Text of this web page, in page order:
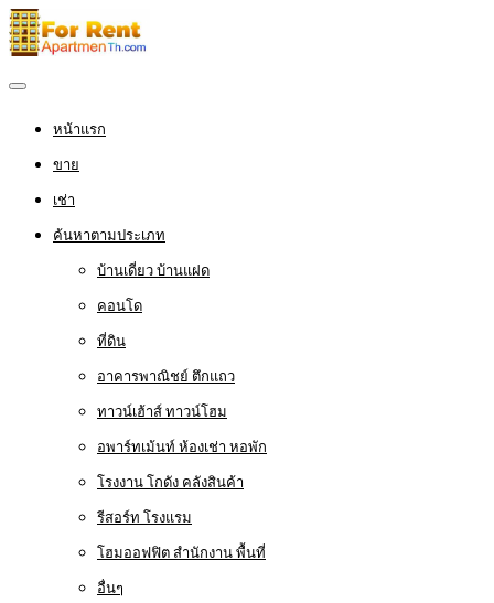
หน้าแรก
ขาย
เช่า
ค้นหาตามประเภท
บ้านเดี่ยว บ้านแฝด
คอนโด
ที่ดิน
อาคารพาณิชย์ ตึกแถว
ทาวน์เฮ้าส์ ทาวน์โฮม
อพาร์ทเม้นท์ ห้องเช่า หอพัก
โรงงาน โกดัง คลังสินค้า
รีสอร์ท โรงแรม
โฮมออฟฟิต สำนักงาน พื้นที่
อื่นๆ